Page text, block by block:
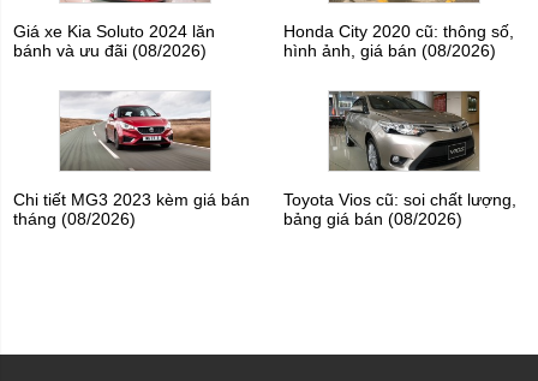
Giá xe Kia Soluto 2024 lăn
bánh và ưu đãi (08/2026)
Honda City 2020 cũ: thông số,
hình ảnh, giá bán (08/2026)
Chi tiết MG3 2023 kèm giá bán
tháng (08/2026)
Toyota Vios cũ: soi chất lượng,
bảng giá bán (08/2026)